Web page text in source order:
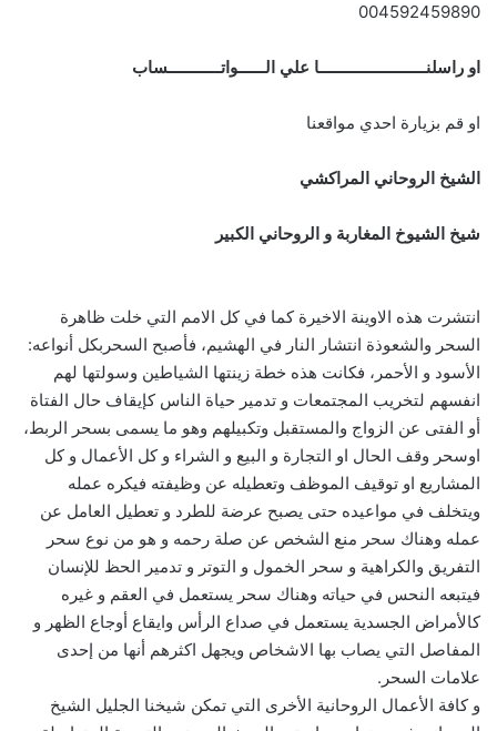
004592459890
او راسلنــــــــــــــــــــــــا علي الــــــواتــــــــــــساب
او قم بزيارة احدي مواقعنا
الشيخ الروحاني المراكشي
شيخ الشيوخ المغاربة و الروحاني الكبير
انتشرت هذه الاوينة الاخيرة كما في كل الامم التي خلت ظاهرة
السحر والشعوذة انتشار النار في الهشيم، فأصبح السحربكل أنواعه:
الأسود و الأحمر، فكانت هذه خطة زينتها الشياطين وسولتها لهم
انفسهم لتخريب المجتمعات و تدمير حياة الناس كإيقاف حال الفتاة
أو الفتى عن الزواج والمستقبل وتكبيلهم وهو ما يسمى بسحر الربط،
اوسحر وقف الحال او التجارة و البيع و الشراء و كل الأعمال و كل
المشاريع او توقيف الموظف وتعطيله عن وظيفته فيكره عمله
ويتخلف في مواعيده حتى يصبح عرضة للطرد و تعطيل العامل عن
عمله وهناك سحر منع الشخص عن صلة رحمه و هو من نوع سحر
التفريق والكراهية و سحر الخمول و التوتر و تدمير الحظ للإنسان
فيتبعه النحس في حياته وهناك سحر يستعمل في العقم و غيره
كالأمراض الجسدية يستعمل في صداع الرأس وايقاع أوجاع الظهر و
المفاصل التي يصاب بها الاشخاص ويجهل اكثرهم أنها من إحدى
علامات السحر.
و كافة الأعمال الروحانية الأخرى التي تمكن شيخنا الجليل الشيخ